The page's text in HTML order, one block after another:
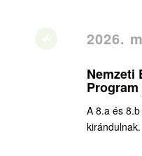
2026.
Nemzeti
Program
A 8.a és
kirándulnak.